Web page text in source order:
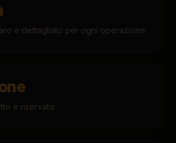
e dettagliato per ogni operazione
e riservato